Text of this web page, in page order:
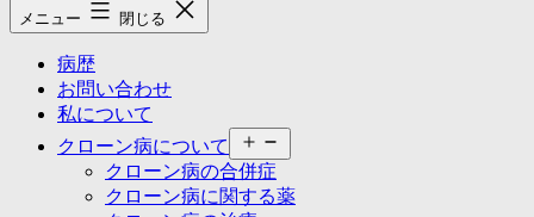
ス
キ
メニュー 閉じる
病歴
お問い合わせ
私について
クローン病について
ニ
ュ
ー
クローン病の合併症
クローン病に関する薬